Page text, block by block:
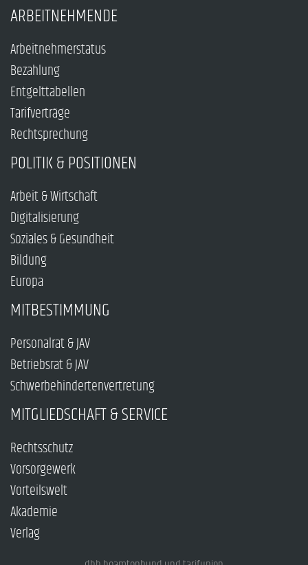
ARBEITNEHMENDE
Arbeitnehmerstatus
Bezahlung
Entgelttabellen
Tarifverträge
Rechtsprechung
POLITIK & POSITIONEN
Arbeit & Wirtschaft
Digitalisierung
Soziales & Gesundheit
Bildung
Europa
MITBESTIMMUNG
Personalrat & JAV
Betriebsrat & JAV
Schwerbehindertenvertretung
MITGLIEDSCHAFT & SERVICE
Rechtsschutz
Vorsorgewerk
Vorteilswelt
Akademie
Verlag